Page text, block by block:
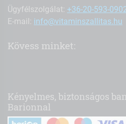
Ügyfélszolgálat: +36-20-593-
E-mail: info@vitaminszallitas.hu
Kövess minket:
Kényelmes, biztonságos
Barionnal